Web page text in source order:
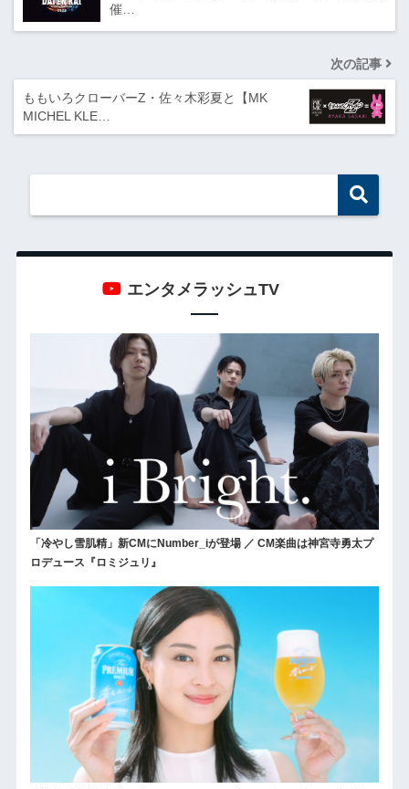
催…
次の記事
ももいろクローバーZ・佐々木彩夏と【MK
MICHEL KLE…
エンタメラッシュTV
「冷やし雪肌精」新CMにNumber_iが登場 ／ CM楽曲は神宮寺勇太プ
ロデュース『ロミジュリ』